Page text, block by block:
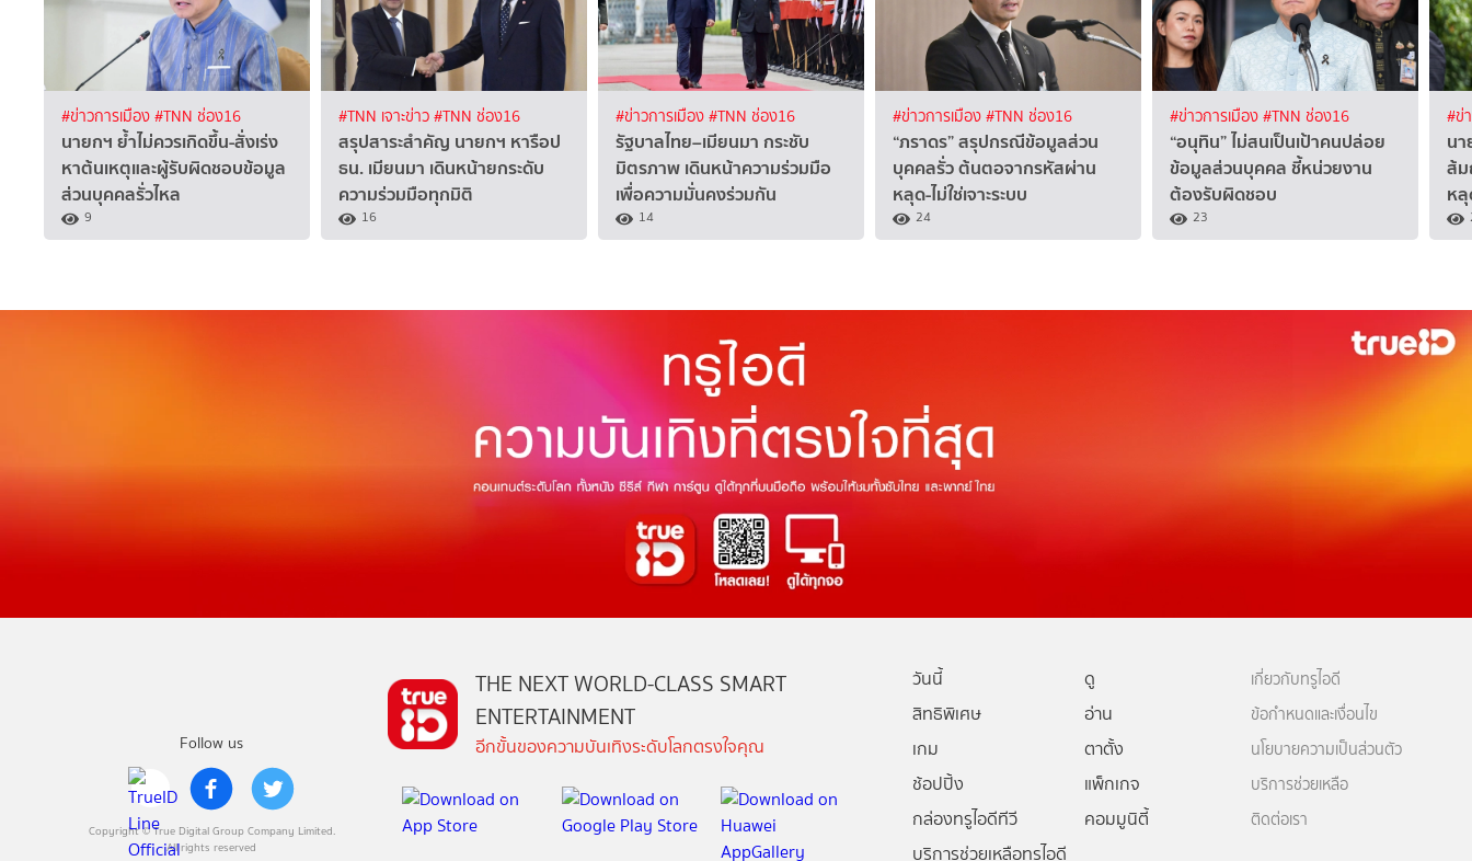
#ข่าวการเมือง#TNN ช่อง16
นายกฯ ย้ำไม่ควรเกิดขึ้น-สั่งเร่ง
หาต้นเหตุและผู้รับผิดชอบข้อมูล
ส่วนบุคคลรั่วไหล
9
#TNN เจาะข่าว#TNN ช่อง16
สรุปสาระสำคัญ นายกฯ หารือป
ธน. เมียนมา เดินหน้ายกระดับ
ความร่วมมือทุกมิติ
16
#ข่าวการเมือง#TNN ช่อง16
รัฐบาลไทย–เมียนมา กระชับ
มิตรภาพ เดินหน้าความร่วมมือ
เพื่อความมั่นคงร่วมกัน
14
#ข่าวการเมือง#TNN ช่อง16
“ภราดร” สรุปกรณีข้อมูลส่วน
บุคคลรั่ว ต้นตอจากรหัสผ่าน
หลุด-ไม่ใช่เจาะระบบ
24
#ข่าวการเมือง#TNN ช่อง16
“อนุทิน” ไม่สนเป็นเป้าคนปล่อย
ข้อมูลส่วนบุคคล ชี้หน่วยงาน
ต้องรับผิดชอบ
23
#ข่
น
ส้ม
ห
Follow us
Copyright © True Digital Group Company Limited.
All rights reserved
THE NEXT WORLD-CLASS SMART
ENTERTAINMENT
อีกขั้นของความบันเทิงระดับโลกตรงใจคุณ
วันนี้
ดู
สิทธิพิเศษ
อ่าน
เกม
ตาตั้ง
ช้อปปิ้ง
แพ็กเกจ
กล่องทรูไอดีทีวี
คอมมูนิตี้
บริการช่วยเหลือทรูไอดี
เกี่ยวกับทรูไอดี
ข้อกำหนดและเงื่อนไข
นโยบายความเป็นส่วนตัว
บริการช่วยเหลือ
ติดต่อเรา